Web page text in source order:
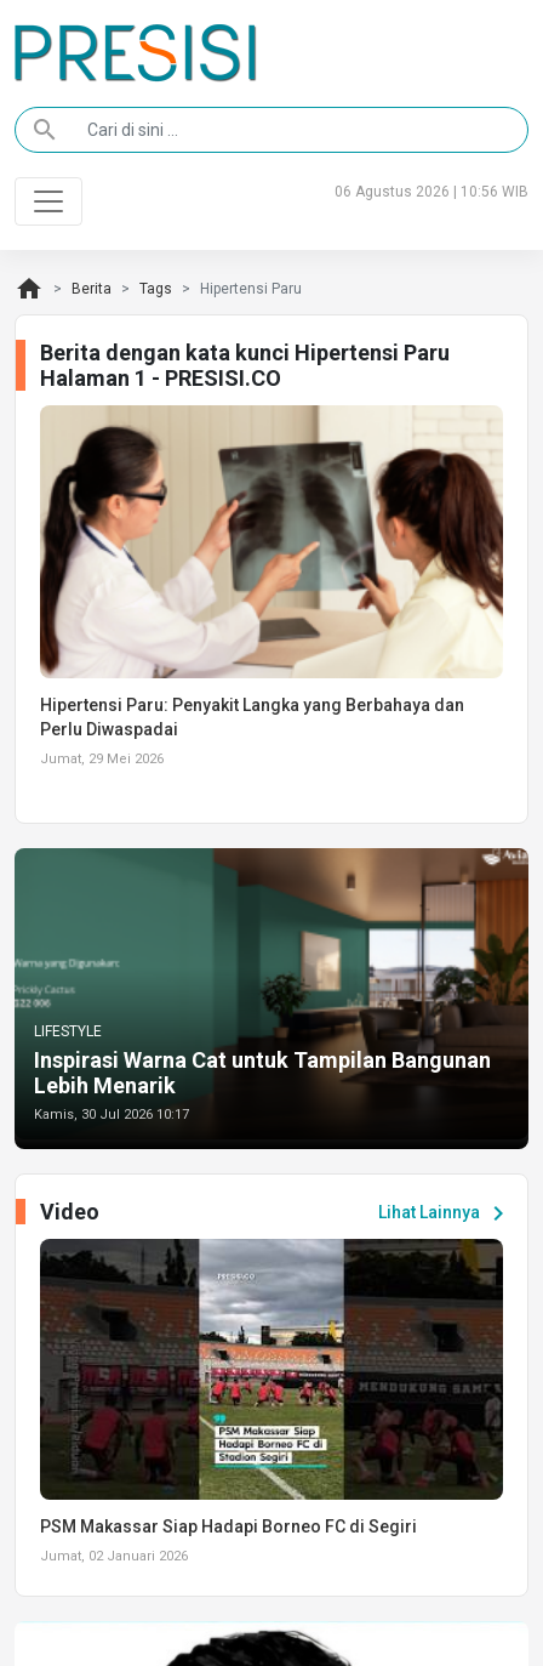
search
06 Agustus 2026 | 10:56 WIB
home Berita Tags Hipertensi Paru
Berita dengan kata kunci Hipertensi Paru
Halaman 1 - PRESISI.CO
Hipertensi Paru: Penyakit Langka yang Berbahaya dan
Perlu Diwaspadai
Jumat, 29 Mei 2026
LIFESTYLE
Inspirasi Warna Cat untuk Tampilan Bangunan
Lebih Menarik
Kamis, 30 Jul 2026 10:17
Lihat Lainnya chevron_right
Video
PSM Makassar Siap Hadapi Borneo FC di Segiri
Jumat, 02 Januari 2026